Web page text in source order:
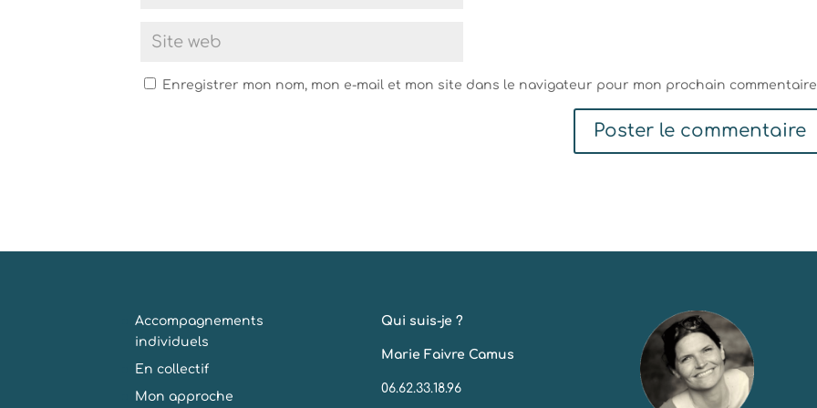
Enregistrer mon nom, mon e-mail et mon site dans le navigateur pour mon prochain
Accompagnements
individuels
En collectif
Mon approche
Qui suis-je ?
Marie Faivre Camus
06.62.33.18.96